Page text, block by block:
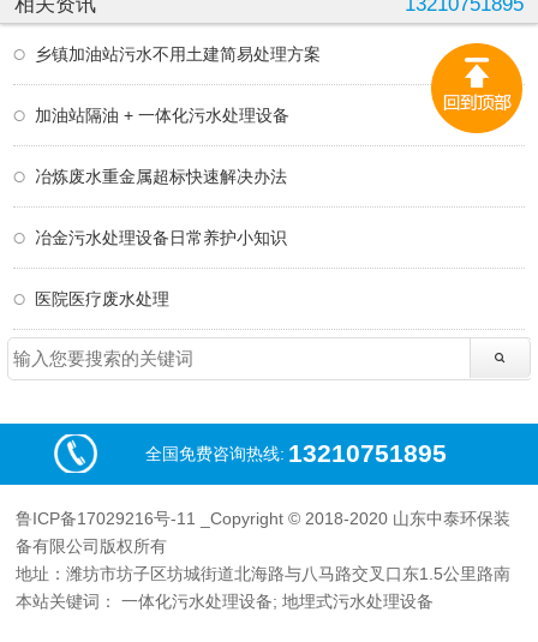
乡镇加油站污水不用土建简易处理方案
加油站隔油 + 一体化污水处理设备
冶炼废水重金属超标快速解决办法
冶金污水处理设备日常养护小知识
医院医疗废水处理
全国免费咨询热线: 13210751895
鲁ICP备17029216号-11
_Copyright © 2018-2020 山东中泰环保装
备有限公司版权所有
地址：潍坊市坊子区坊城街道北海路与八马路交叉口东1.5公里路南
本站关键词：一体化污水处理设备;地埋式污水处理设备